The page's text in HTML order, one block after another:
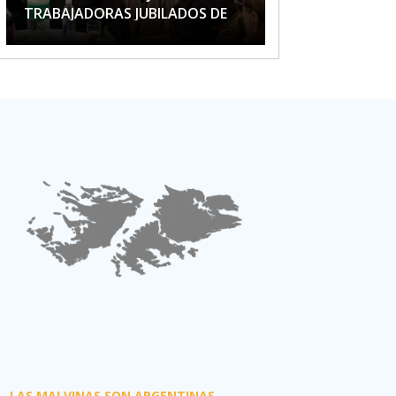
TRABAJADORAS JUBILADOS DE
APTA